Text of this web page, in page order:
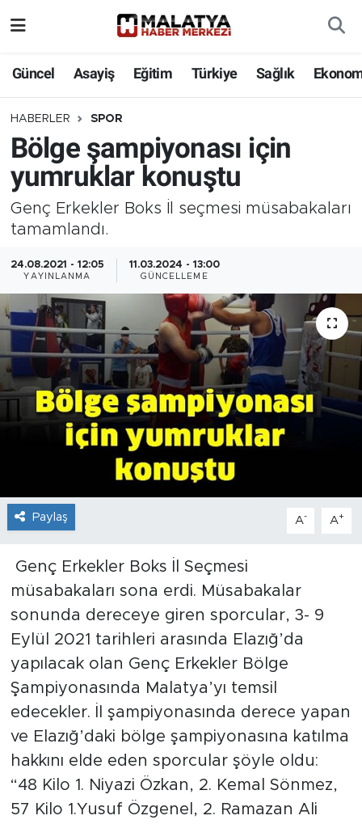
Güncel Asayiş Eğitim Türkiye Sağlık
HABERLER SPOR
Bölge şampiyonası için
yumruklar konuştu
Genç Erkekler Boks İl seçmesi müsabakaları
tamamlandı.
24.08.2021 - 12:05
YAYINLANMA
11.03.2024 - 13:00
GÜNCELLEME
Paylaş A- A+
Genç Erkekler Boks İl Seçmesi
müsabakaları sona erdi. Müsabakalar
sonunda dereceye giren sporcular, 3- 9
Eylül 2021 tarihleri arasında Elazığ’da
yapılacak olan Genç Erkekler Bölge
Şampiyonasında Malatya’yı temsil
edecekler. İl şampiyonasında derece yapan
ve Elazığ’daki bölge şampiyonasına katılma
hakkını elde eden sporcular şöyle oldu:
“48 Kilo 1. Niyazi Özkan, 2. Kemal Sönmez,
57 Kilo 1.Yusuf Özgenel, 2. Ramazan Ali
Eğitim
Türkiye
Sağlık
Ekonomi
Güncel
Kültür
Teknoloji
İş İlanları
Dünya
Yazıhan
Yeşilyurt
Akçadağ
Doğanyol
Arapgir
Arguvan
Battalgazi